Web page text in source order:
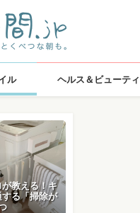
ル ヘルス＆ビューティ
教える！キ
る「掃除が